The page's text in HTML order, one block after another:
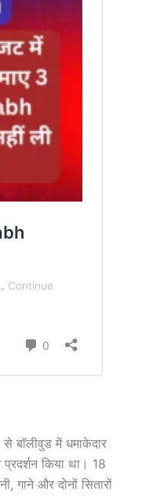
बॉलीवुड में धमाकेदार
किया था। 18
गाने और दोनों सितारों